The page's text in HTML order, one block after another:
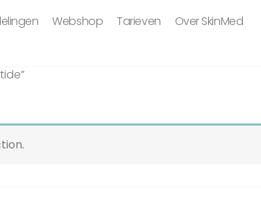
Webshop Tarieven
Over SkinMed